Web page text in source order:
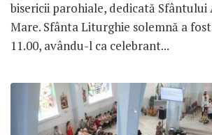
bisericii parohiale, dedicată
Mare. Sfânta Liturghie solemnă a
11.00, avându-l ca celebrant...